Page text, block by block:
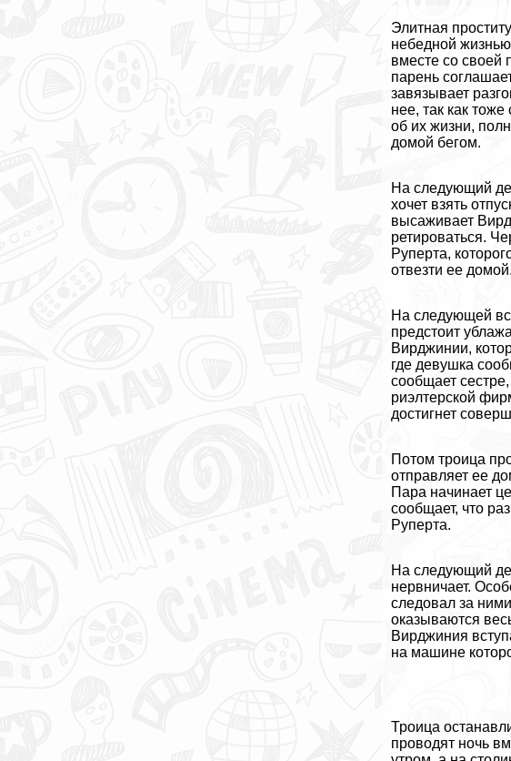
Элитная
небедной
вместе со своей
парень
завязывает
нее, так как
об их жизни,
домой бегом.
На следующий
хочет взять
высаживает
ретироваться.
Руперта,
отвезти ее домой.
На следующей
предстоит
Вирджинии,
где дeвyшка
сообщает
риэлтерской
достигнет
Потом троица
отправляет ее
Пара начинает
сообщает, что
Руперта.
На следующий
нервничает.
следовал за
оказываются
Вирджиния
на машине
Троица
проводят ночь